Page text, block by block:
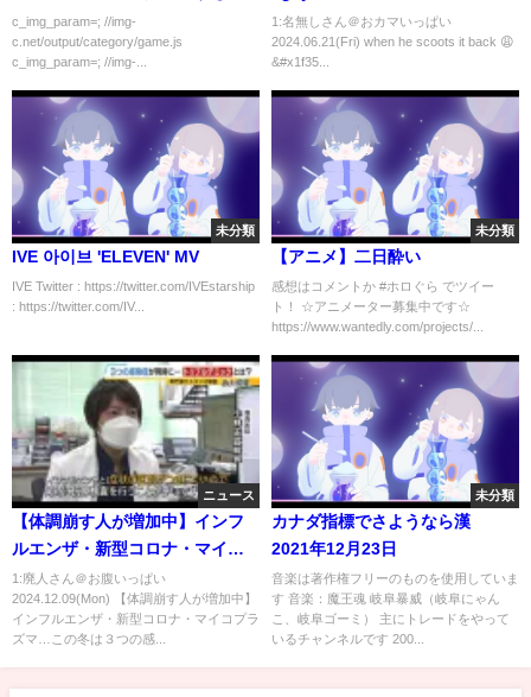
ｗｗｗ
c_img_param=; //img-
c.net/output/category/game.js
c_img_param=; //img-...
1:名無しさん＠おカマいっぱい
2024.06.21(Fri) when he scoots it back 😩
&#x1f35...
未分類
IVE 아이브 'ELEVEN' MV
IVE Twitter : https://twitter.com/IVEstarship
: https://twitter.com/IV...
未分類
【アニメ】二日酔い
感想はコメントか #ホロぐら でツイー
ト！ ☆アニメーター募集中です☆
https://www.wantedly.com/projects/...
ニュース
【体調崩す人が増加中】インフ
ルエンザ・新型コロナ・マイコ
プラズマ…この冬は３つの感染
症が同時に襲う「トリプルデミ
ック」に注意（2024年12月9
1:廃人さん＠お腹いっぱい
2024.12.09(Mon) 【体調崩す人が増加中】
インフルエンザ・新型コロナ・マイコプラ
ズマ…この冬は３つの感...
未分類
カナダ指標でさようなら漢
2021年12月23日
音楽は著作権フリーのものを使用していま
す 音楽：魔王魂 岐阜暴威（岐阜にゃん
こ、岐阜ゴーミ） 主にトレードをやって
いるチャンネルです 200...